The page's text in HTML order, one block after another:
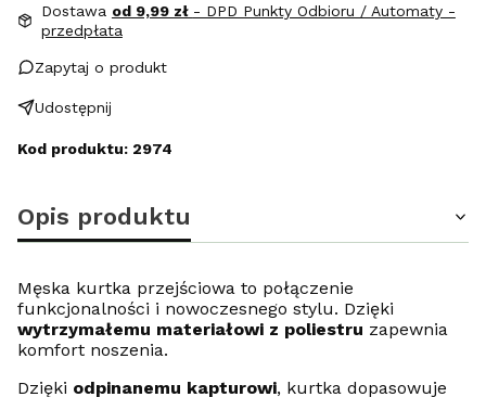
Dostawa od 9,99 zł - DPD Punkty Odbioru / Automaty -
przedpłata
Zapytaj o produkt
Udostępnij
Kod produktu: 2974
Opis produktu
Męska kurtka przejściowa to połączenie
funkcjonalności i nowoczesnego stylu. Dzięki
wytrzymałemu materiałowi z poliestru zapewnia
komfort noszenia.
Dzięki odpinanemu kapturowi, kurtka dopasowuje